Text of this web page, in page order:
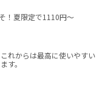
！夏限定で1110円～
れからは最高に使いやすい
す。